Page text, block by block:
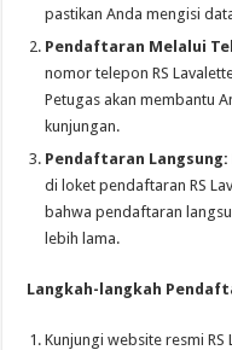
pastikan Anda mengisi
Pendaftaran Melalui
nomor telepon RS
Petugas akan membantu
kunjungan.
Pendaftaran Langsung:
di loket pendaftaran RS
bahwa pendaftaran
lebih lama.
Langkah-langkah
Kunjungi website resmi RS